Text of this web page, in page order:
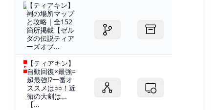
【ティアキン】
祠の場所マップ
と攻略｜全152
箇所掲載【ゼル
ダの伝説ティア
ーズオブ...
【ティアキン】
自動回復×最強=
超最強!?一番オ
ススメは○○！近
衛の大剣は...
【...